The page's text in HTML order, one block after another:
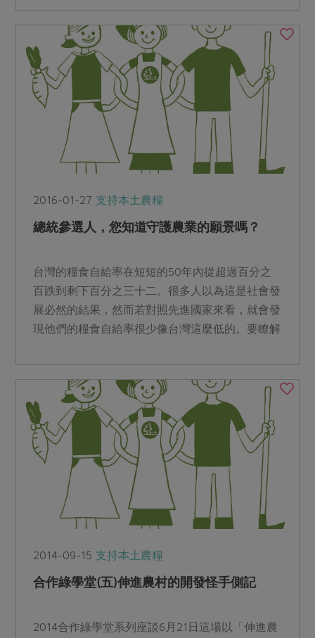
2016-01-27 支持本土農糧
總統參選人，您知道守護農業的願景嗎？
台灣的糧食自給率在短短的50年內從超過百分之
百跌到剩下百分之三十二。很多人以為這是社會發
展必然的結果，然而若對照先進國家來看，就會發
現他們的糧食自給率很少像台灣這麼低的。要瞭解
2014-09-15 支持本土農糧
合作綠學堂(五)伸進農村的開發怪手側記
2014合作綠學堂系列座談6月21日這場以「伸進農